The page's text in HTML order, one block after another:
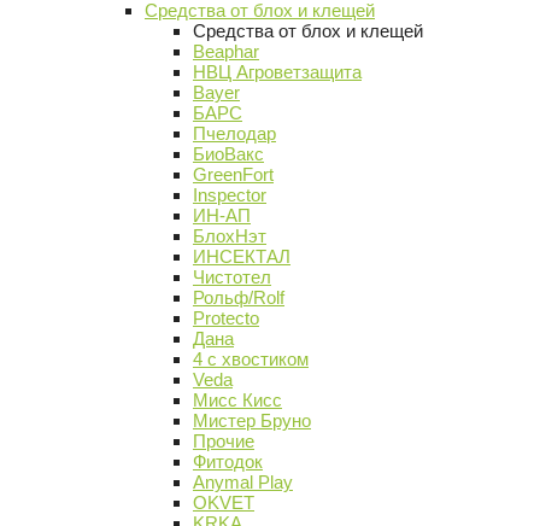
Средства от блох и клещей
Средства от блох и клещей
Beaphar
НВЦ Агроветзащита
Bayer
БАРС
Пчелодар
БиоВакс
GreenFort
Inspector
ИН-АП
БлохНэт
ИНСЕКТАЛ
Чистотел
Рольф/Rolf
Protecto
Дана
4 с хвостиком
Veda
Мисс Кисс
Мистер Бруно
Прочие
Фитодок
Anymal Play
OKVET